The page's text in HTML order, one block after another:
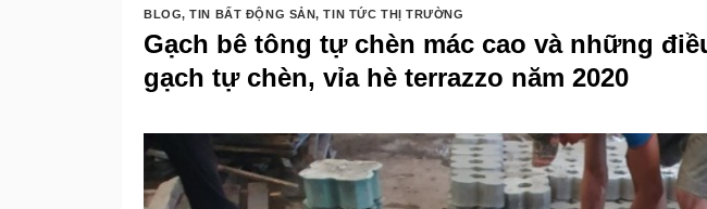
BLOG,TIN BẤT ĐỘNG SẢN,TIN TỨC THỊ TRƯỜNG
Gạch bê tông tự chèn mác cao và những
gạch tự chèn, vỉa hè terrazzo năm 2020